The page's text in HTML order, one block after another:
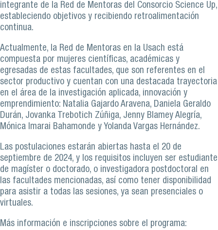
integrante de la Red de Mentoras del Consorcio Science Up,
estableciendo objetivos y recibiendo retroalimentación
continua.
Actualmente, la Red de Mentoras en la Usach está
compuesta por mujeres científicas, académicas y
egresadas de estas facultades, que son referentes en el
sector productivo y cuentan con una destacada trayectoria
en el área de la investigación aplicada, innovación y
emprendimiento: Natalia Gajardo Aravena, Daniela Geraldo
Durán, Jovanka Trebotich Zúñiga, Jenny Blamey Alegría,
Mónica Imarai Bahamonde y Yolanda Vargas Hernández.
Las postulaciones estarán abiertas hasta el 20 de
septiembre de 2024, y los requisitos incluyen ser estudiante
de magíster o doctorado, o investigadora postdoctoral en
las facultades mencionadas, así como tener disponibilidad
para asistir a todas las sesiones, ya sean presenciales o
virtuales.
Más información e inscripciones sobre el programa: